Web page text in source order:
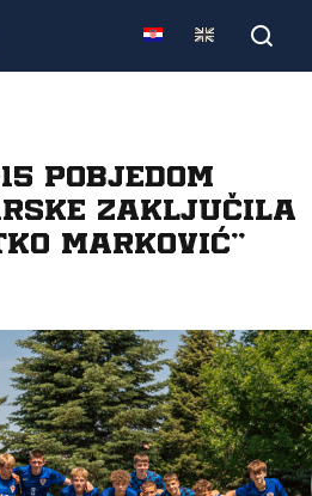
pobjedom
zaključila
Marković"